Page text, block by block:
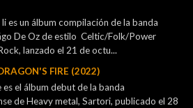
es un álbum compilación de la banda
De Oz de estilo Celtic/Folk/Power
lanzado el 21 de octu...
FIRE (2022)
es el álbum debut de la banda
de Heavy metal, Sartori, publicado el 28